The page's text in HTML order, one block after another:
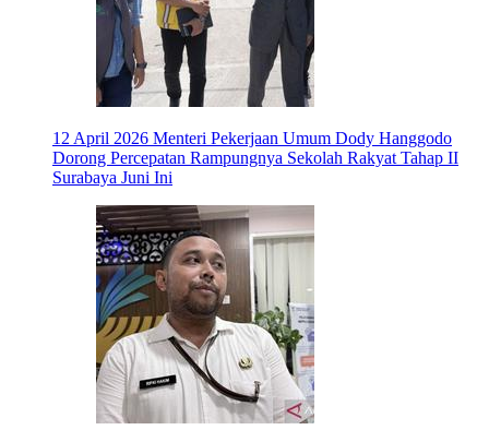
12 April 2026 Menteri Pekerjaan Umum Dody Hanggodo
Dorong Percepatan Rampungnya Sekolah Rakyat Tahap II
Surabaya Juni Ini